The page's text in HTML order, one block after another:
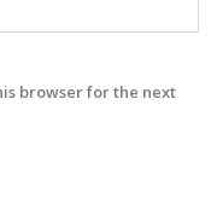
browser for the next